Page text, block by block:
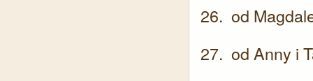
od
od Anny i